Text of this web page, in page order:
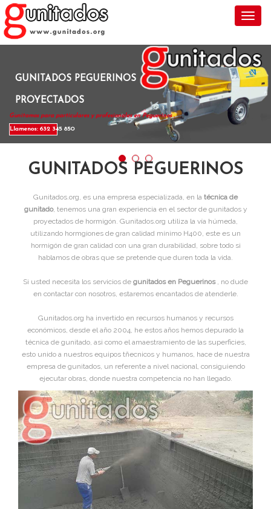
GUNITADOS PEGUERINOS
PROYECTADOS
Gunitamos para particulares y profesionales en Peguerinos .
Llamenos: 632 345 850
GUNITADOS PEGUERINOS
Gunitados.org, es una empresa especializada, en la técnica de
gunitado, tenemos una gran experiencia en el sector de gunitados y
proyectados de hormigón. Gunitados.org utiliza la vía húmeda,
utilizando hormgiones de gran calidad mínimo H400, este es un
hormigón de gran calidad con una gran durabilidad, sobre todo si
hablamos de obras que se pretende que duren toda la vida.
Si usted necesita los servicios de gunitados en Peguerinos , no dude
en contactar con nosotros, estaremos encantados de atenderle.
Gunitados.org ha invertido en recursos humanos y recursos
económicos, desde el año 2004, he estos años hemos depurado la
técnica de gunitado, asi como el amaestramiento de las superficies,
esto unido a nuestros equipos tñecnicos y humanos, hace de nuestra
empresa de gunitados, un referente a nivel nacional, consiguiendo
ejecutar obras, donde nuestra competencia no han llegado.